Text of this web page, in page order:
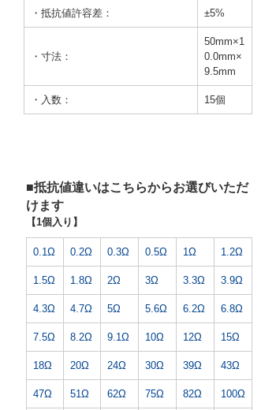
・抵抗値許容差： ±5%
・寸法：
50mm×1
0.0mm×
9.5mm
・入数： 15個
■抵抗値違いはこちらからお選びいただ
けます
【1個入り】
0.1Ω 0.2Ω 0.3Ω 0.5Ω 1Ω 1.2Ω
1.5Ω 1.8Ω 2Ω 3Ω 3.3Ω 3.9Ω
4.3Ω 4.7Ω 5Ω 5.6Ω 6.2Ω 6.8Ω
7.5Ω 8.2Ω 9.1Ω 10Ω 12Ω 15Ω
18Ω 20Ω 24Ω 30Ω 39Ω 43Ω
47Ω 51Ω 62Ω 75Ω 82Ω 100Ω